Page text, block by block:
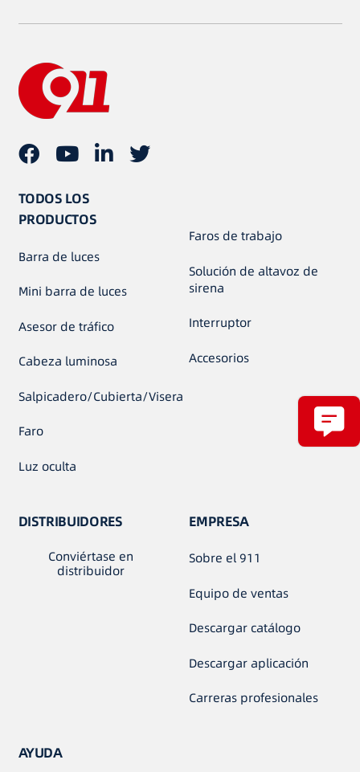
TODOS LOS
PRODUCTOS
Barra de luces
Mini barra de luces
Asesor de tráfico
Cabeza luminosa
Salpicadero/Cubierta/Visera
Faro
Luz oculta
Faros de trabajo
Solución de altavoz de
sirena
Interruptor
Accesorios
DISTRIBUIDORES
Conviértase en
distribuidor
EMPRESA
Sobre el 911
Equipo de ventas
Descargar catálogo
Descargar aplicación
Carreras profesionales
AYUDA